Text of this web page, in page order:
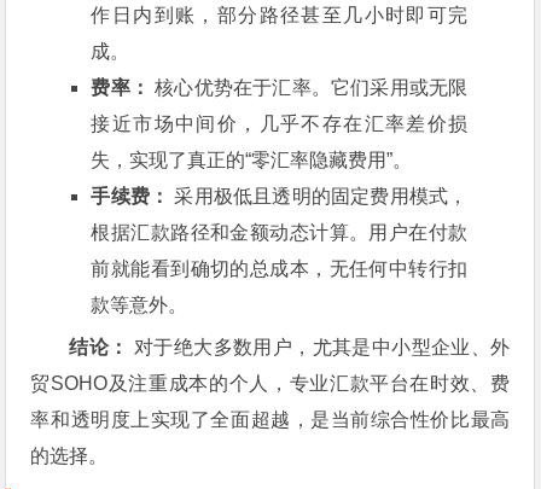
作日内到账，部分路径甚至几小时即可完
成。
费率： 核心优势在于汇率。它们采用或无限
接近市场中间价，几乎不存在汇率差价损
失，实现了真正的“零汇率隐藏费用”。
手续费： 采用极低且透明的固定费用模式，
根据汇款路径和金额动态计算。用户在付款
前就能看到确切的总成本，无任何中转行扣
款等意外。
结论：
对于绝大多数用户，尤其是中小型企业、外
贸SOHO及注重成本的个人，专业汇款平台在时效、费
率和透明度上实现了全面超越，是当前综合性价比最高
的选择。